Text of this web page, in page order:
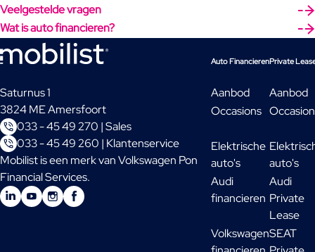
Veelgestelde vragen
Wat is auto financieren?
Saturnus 1
3824 ME Amersfoort
033 - 45 49 270 | Sales
033 - 45 49 260 | Klantenservice
Mobilist is een merk van Volkswagen Pon
Financial Services.
Auto Financieren
Aanbod
Occasions
Elektrische
auto's
Audi
financieren
Volkswagen
Private
Aanbod
auto's
Audi
Private
Lease
SEAT